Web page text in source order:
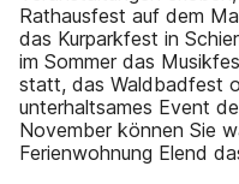
Rathausfest auf dem
das Kurparkfest in
im Sommer das
statt, das Waldbadfest
unterhaltsames Event
November können Sie
Ferienwohnung Elend